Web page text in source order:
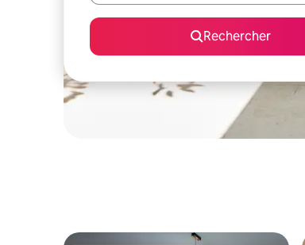
Rechercher